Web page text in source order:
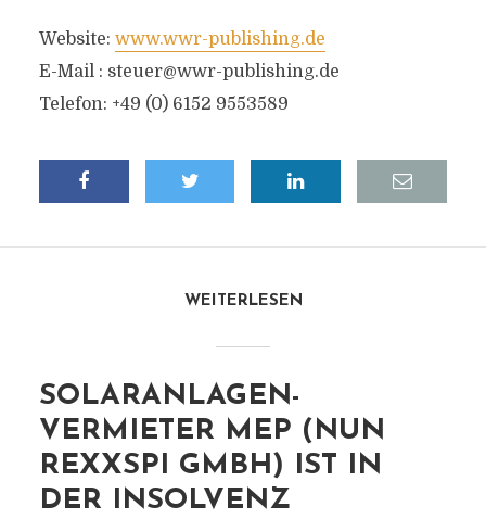
Website: www.wwr-publishing.de
E-Mail : steuer@wwr-publishing.de
Telefon: +49 (0) 6152 9553589
WEITERLESEN
SOLARANLAGEN-
VERMIETER MEP (NUN
REXXSPI GMBH) IST IN
DER INSOLVENZ